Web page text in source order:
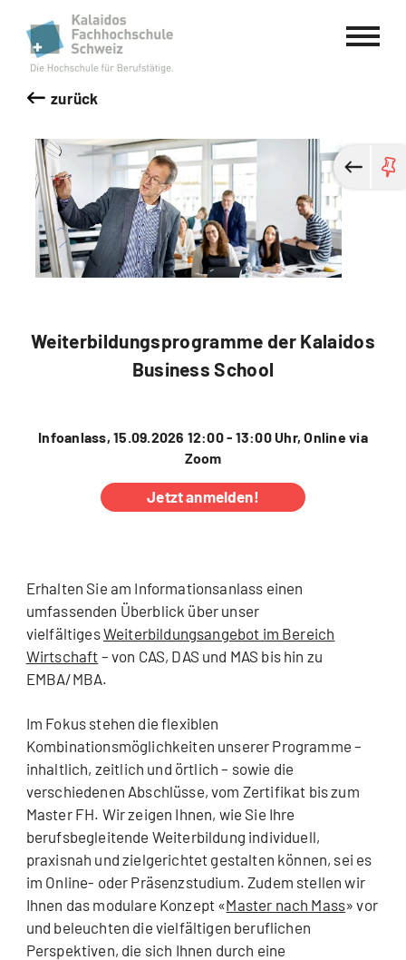
Kalaidos Fachhochschule Schweiz
zurück
Weiterbildungsprogramme der Kalaidos
Business School
Infoanlass, 15.09.2026 12:00 - 13:00 Uhr, Online via
Zoom
Jetzt anmelden!
Erhalten Sie am Informationsanlass einen
umfassenden Überblick über unser
vielfältigesWeiterbildungsangebot im Bereich
Wirtschaft – von CAS, DAS und MAS bis hin zu
EMBA/MBA.
Im Fokus stehen die flexiblen
Kombinationsmöglichkeiten unserer Programme –
inhaltlich, zeitlich und örtlich – sowie die
verschiedenen Abschlüsse, vom Zertifikat bis zum
Master FH. Wir zeigen Ihnen, wie Sie Ihre
berufsbegleitende Weiterbildung individuell,
praxisnah und zielgerichtet gestalten können, sei es
im Online- oder Präsenzstudium. Zudem stellen wir
Ihnen das modulare Konzept «Master nach Mass» vor
und beleuchten die vielfältigen beruflichen
Perspektiven, die sich Ihnen durch eine